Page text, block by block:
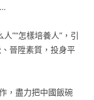
”“怎樣培養人”，引
晉陞素質，投身平
，盡力把中國飯碗